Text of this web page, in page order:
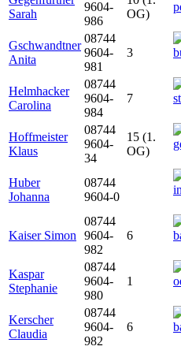
Sarah
9604-
986
OG)
Gschwandtner
Anita
08744
9604-
981
3
Helmhacker
Carolina
08744
9604-
984
7
Hoffmeister
Klaus
08744
9604-
34
15 (1.
OG)
Huber
Johanna
08744
9604-0
Kaiser Simon
08744
9604-
982
6
Kaspar
Stephanie
08744
9604-
980
1
Kerscher
Claudia
08744
9604-
982
6